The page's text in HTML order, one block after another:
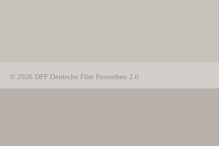
© 2026 DFF Deutsche Film Fernsehen 2.0